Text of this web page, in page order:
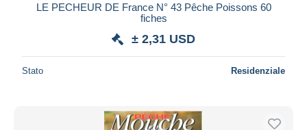
LE PECHEUR DE France N° 43 Pêche Poissons 60
fiches
± 2,31 USD
Stato Residenziale